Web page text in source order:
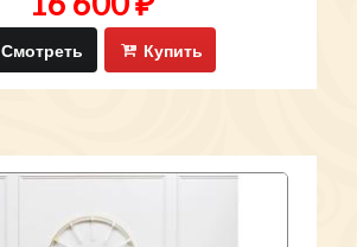
Смотреть Купить